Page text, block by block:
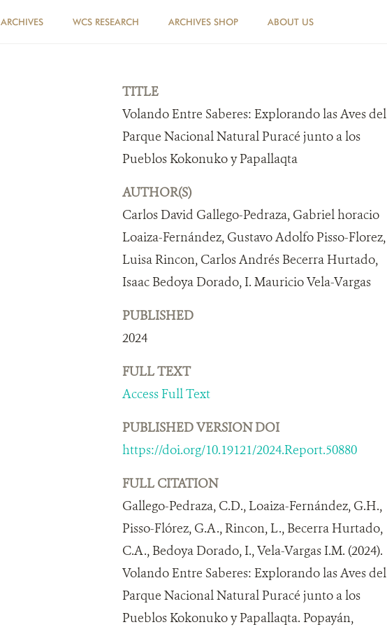
ARCHIVES WCS RESEARCH ARCHIVES SHOP ABOUT US
TITLE
Volando Entre Saberes: Explorando las Aves del
Parque Nacional Natural Puracé junto a los
Pueblos Kokonuko y Papallaqta
AUTHOR(S)
Carlos David Gallego-Pedraza, Gabriel horacio
Loaiza-Fernández, Gustavo Adolfo Pisso-Florez,
Luisa Rincon, Carlos Andrés Becerra Hurtado,
Isaac Bedoya Dorado, I. Mauricio Vela-Vargas
PUBLISHED
2024
FULL TEXT
Access Full Text
PUBLISHED VERSION DOI
https://doi.org/10.19121/2024.Report.50880
FULL CITATION
Gallego-Pedraza, C.D., Loaiza-Fernández, G.H.,
Pisso-Flórez, G.A., Rincon, L., Becerra Hurtado,
C.A., Bedoya Dorado, I., Vela-Vargas I.M. (2024).
Volando Entre Saberes: Explorando las Aves del
Parque Nacional Natural Puracé junto a los
Pueblos Kokonuko y Papallaqta. Popayán,